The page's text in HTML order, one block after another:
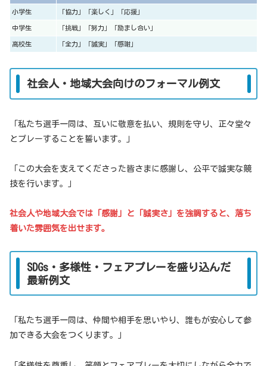
小学生 「協力」「楽しく」「応援」
中学生 「挑戦」「努力」「励まし合い」
高校生 「全力」「誠実」「感謝」
社会人・地域大会向けのフォーマル例文
「私たち選手一同は、互いに敬意を払い、規則を守り、正々堂々
とプレーすることを誓います。」
「この大会を支えてくださった皆さまに感謝し、公平で誠実な競
技を行います。」
社会人や地域大会では「感謝」と「誠実さ」を強調すると、落ち
着いた雰囲気を出せます。
SDGs・多様性・フェアプレーを盛り込んだ
最新例文
「私たち選手一同は、仲間や相手を思いやり、誰もが安心して参
加できる大会をつくります。」